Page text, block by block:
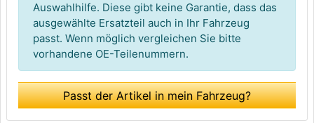
Auswahlhilfe. Diese gibt keine Garantie, dass das
ausgewählte Ersatzteil auch in Ihr Fahrzeug
passt. Wenn möglich vergleichen Sie bitte
vorhandene OE-Teilenummern.
Passt der Artikel in mein Fahrzeug?